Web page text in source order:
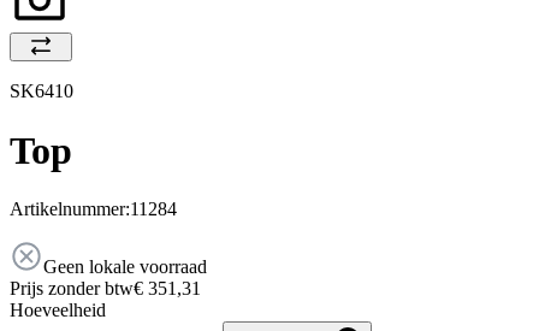
SK6410
Top
Artikelnummer:11284
Geen lokale voorraad
Prijs zonder btw€ 351,31
Hoeveelheid